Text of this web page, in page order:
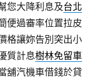
您大降利息及台北
便過審率位置拉皮
格讓妳告別突出小
質計息樹林免留車
舖汽機車借錢於貸